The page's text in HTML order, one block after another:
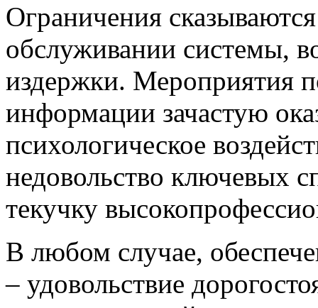
Ограничения
обслуживании системы,
издержки. Мероприятия
информации зачастую
психологическое
недовольство ключевых
текучку
В любом случае,
– удовольствие